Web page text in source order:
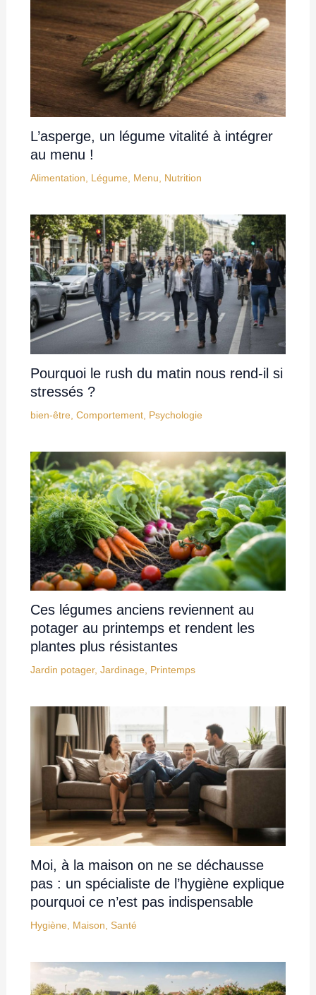
L’asperge, un légume vitalité à intégrer
au menu !
Alimentation Légume Menu Nutrition
Pourquoi le rush du matin nous rend-il si
stressés ?
bien-être Comportement, Psychologie
Ces légumes anciens reviennent au
potager au printemps et rendent les
plantes plus résistantes
Jardin potager, Jardinage, Printemps
Moi, à la maison on ne se déchausse
pas : un spécialiste de l’hygiène explique
pourquoi ce n’est pas indispensable
Hygiène Maison Santé